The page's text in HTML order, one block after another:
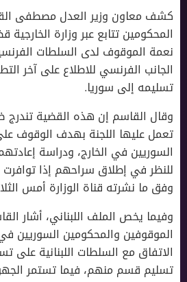
كشف معاون وزير العدل مصطفى
المحكومين تتابع عبر وزارة
نعمة الموقوف لدى السلطات
الجانب الفرنسي للاطلاع على آخر
تسليمه إلى سوريا.
وقال القاسم إن هذه القضية
تعمل عليها اللجنة بهدف الوقوف
السوريين في الخارج، ودراسة
للنظر في إطلاق سراحهم إذا توافرت
وفق ما نشرته قناة الوزارة أمس
وفيما يخص الملف اللبناني، أشار
الموقوفين والمحكومين السوريين
الاتفاق مع السلطات اللبنانية على
تسليم قسم منهم، فيما تستمر